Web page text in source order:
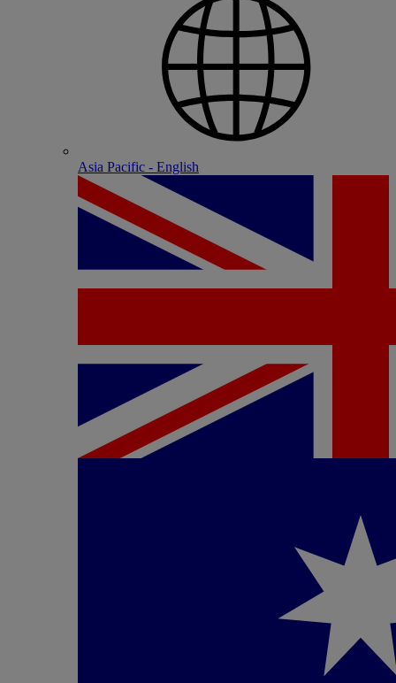
Asia Pacific - English